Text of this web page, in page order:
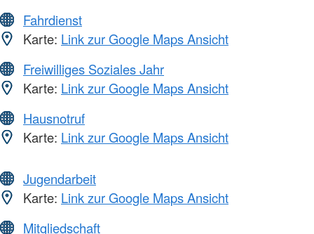
Fahrdienst
Karte: Link zur Google Maps Ansicht
Freiwilliges Soziales Jahr
Karte: Link zur Google Maps Ansicht
Hausnotruf
Karte: Link zur Google Maps Ansicht
Jugendarbeit
Karte: Link zur Google Maps Ansicht
Mitgliedschaft